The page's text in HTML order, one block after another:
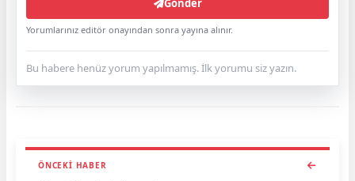
Gönder
Yorumlarınız editör onayından sonra yayına alınır.
Bu habere henüz yorum yapılmamış. İlk yorumu siz yazın.
ÖNCEKI HABER